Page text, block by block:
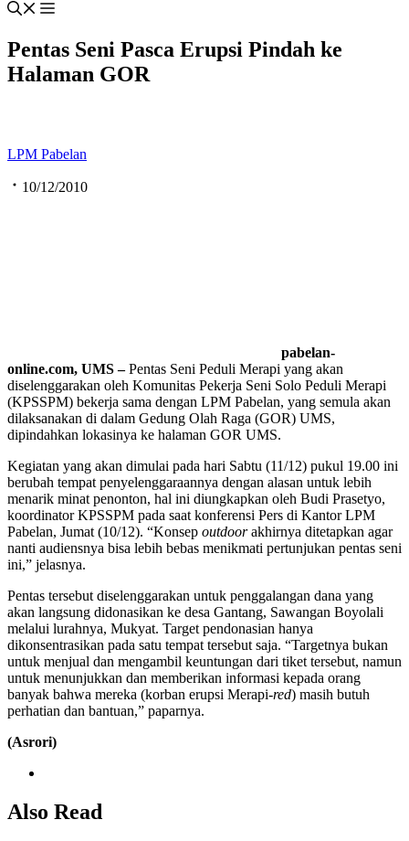
Pentas Seni Pasca Erupsi Pindah ke
Halaman GOR
LPM Pabelan
10/12/2010
pabelan-
online.com, UMS –Pentas Seni Peduli Merapi yang akan
diselenggarakan oleh Komunitas Pekerja Seni Solo Peduli Merapi
(KPSSPM) bekerja sama dengan LPM Pabelan, yang semula akan
dilaksanakan di dalam Gedung Olah Raga (GOR) UMS,
dipindahkan lokasinya ke halaman GOR UMS.
Kegiatan yang akan dimulai pada hari Sabtu (11/12) pukul 19.00 ini
berubah tempat penyelenggaraannya dengan alasan untuk lebih
menarik minat penonton, hal ini diungkapkan oleh Budi Prasetyo,
koordinator KPSSPM pada saat konferensi Pers di Kantor LPM
Pabelan, Jumat (10/12). “Konsep outdoorakhirnya ditetapkan agar
nanti audiensnya bisa lebih bebas menikmati pertunjukan pentas seni
ini,” jelasnya.
Pentas tersebut diselenggarakan untuk penggalangan dana yang
akan langsung didonasikan ke desa Gantang, Sawangan Boyolali
melalui lurahnya, Mukyat. Target pendonasian hanya
dikonsentrasikan pada satu tempat tersebut saja. “Targetnya bukan
untuk menjual dan mengambil keuntungan dari tiket tersebut, namun
untuk menunjukkan dan memberikan informasi kepada orang
banyak bahwa mereka (korban erupsi Merapi-red) masih butuh
perhatian dan bantuan,” paparnya.
(Asrori)
Also Read